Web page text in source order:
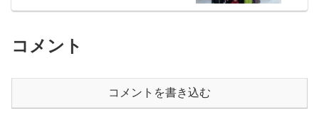
コメント
コメントを書き込む